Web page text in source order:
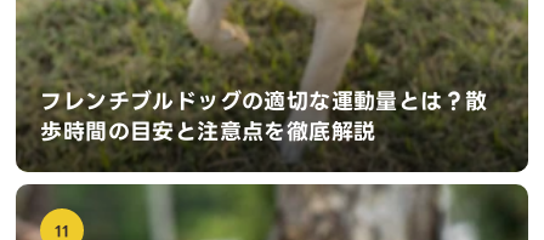
フレンチブルドッグの適切な運動量とは？散
歩時間の目安と注意点を徹底解説
11